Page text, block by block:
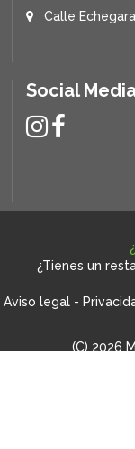
Calle
Social
¿Tienes un
Aviso legal -
(C) 2026